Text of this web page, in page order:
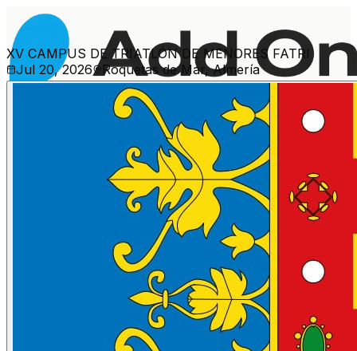
XV CAMPUS DE TRIATLÓN DE MENORES FATRI
Jul 20, 2026
Roquetas de Mar, Almería